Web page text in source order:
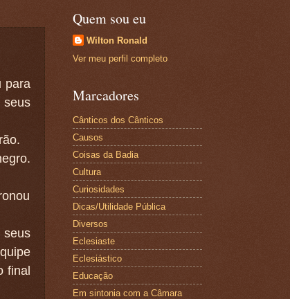
para
seus
final
Quem sou eu
Wilton Ronald
Ver meu perfil completo
Marcadores
Cânticos dos Cânticos
Causos
Coisas da Badia
Cultura
Curiosidades
Dicas/Utilidade Pública
Diversos
Eclesiaste
Eclesiástico
Educação
Em sintonia com a Câmara